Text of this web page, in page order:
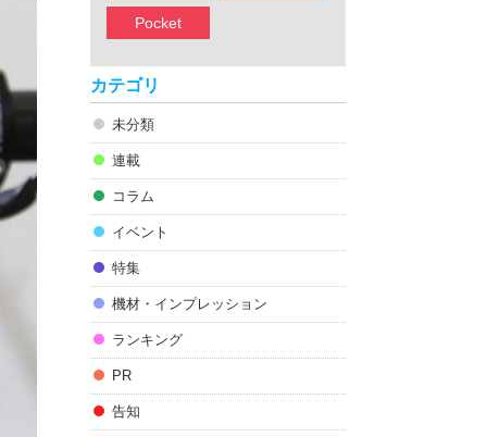
Pocket
カテゴリ
未分類
連載
コラム
イベント
特集
機材・インプレッション
ランキング
PR
告知